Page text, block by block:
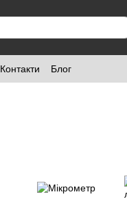
Контакти Блог